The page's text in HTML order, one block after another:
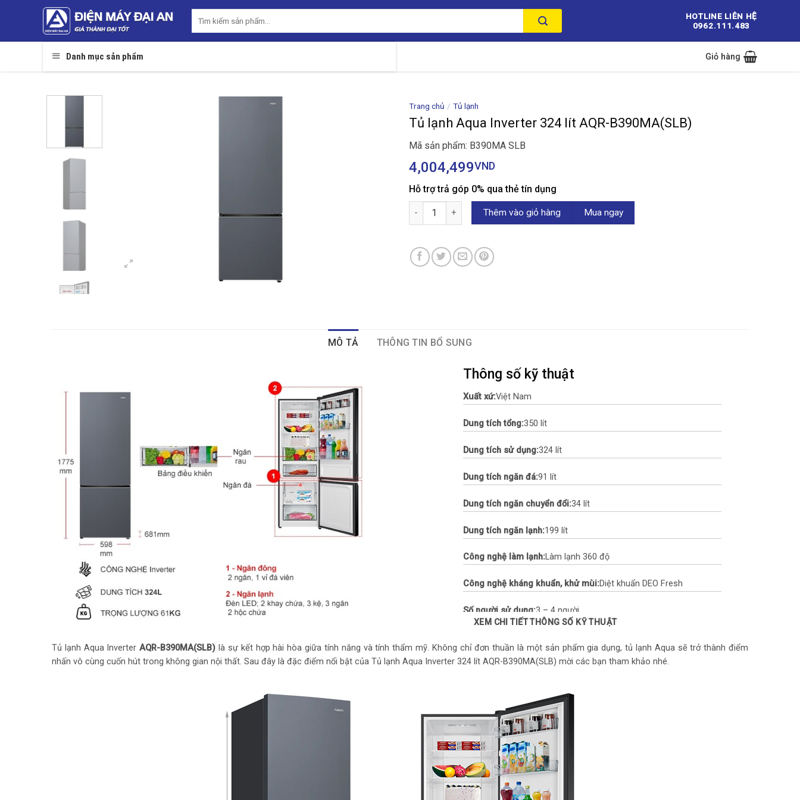
kiếm:
HOTLINE LIÊN HỆ
0962.111.483
Danh mục sản phẩm Giỏ hàng
Trang chủ / Tủ lạnh
Tủ lạnh Aqua Inverter 324 lít AQR-B390MA(SLB)
Mã sản phẩm: B390MA SLB
4,004,499VND
Hỗ trợ trả góp 0% qua thẻ tín dụng
Tủ lạnh Aqua Inverter 324 lít AQR-B390MA(SLB) số lượng
Thêm vào giỏ hàng Mua ngay
MÔ TẢ THÔNG TIN BỔ SUNG
Thông số kỹ thuật
Xuất xứ:Việt Nam
Dung tích tổng:350 lít
Dung tích sử dụng:324 lít
Dung tích ngăn đá:91 lít
Dung tích ngăn chuyển đổi:34 lít
Dung tích ngăn lạnh:199 lít
Công nghệ làm lạnh:Làm lạnh 360 độ
Công nghệ kháng khuẩn, khử mùi:Diệt khuẩn DEO Fresh
Số người sử dụng:3 – 4 người
Công nghệ Inverter:Tủ lạnh Inverter
Chức năng ngày nghỉ Holiday, Đèn led ít tỏa nhiệt, bền và
tiết kiệm điện
Kiểu tủ: Ngăn đá dưới
Chất liệu cửa tủ lạnh:Mặt thép
Chất liệu khay ngăn:
XEM CHI TIẾT THÔNG SỐ KỸ THUẬT
Tủ lạnh Aqua InverterAQR-B390MA(SLB) là sự kết hợp hài hòa giữa tính năng và tính thẩm mỹ. Không chỉ đơn thuần là một sản phẩm gia dụng, tủ lạnh Aqua sẽ trở thành điểm
nhấn vô cùng cuốn hút trong không gian nội thất. Sau đây là đặc điểm nổi bật của Tủ lạnh Aqua Inverter 324 lít AQR-B390MA(SLB) mời các bạn tham khảo nhé.